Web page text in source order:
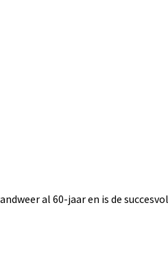
al 60-jaar en is de